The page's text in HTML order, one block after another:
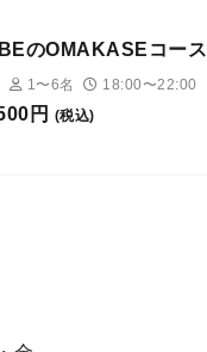
のOMAKASEコース
1〜6名 18:00〜22:00
円 (税込)